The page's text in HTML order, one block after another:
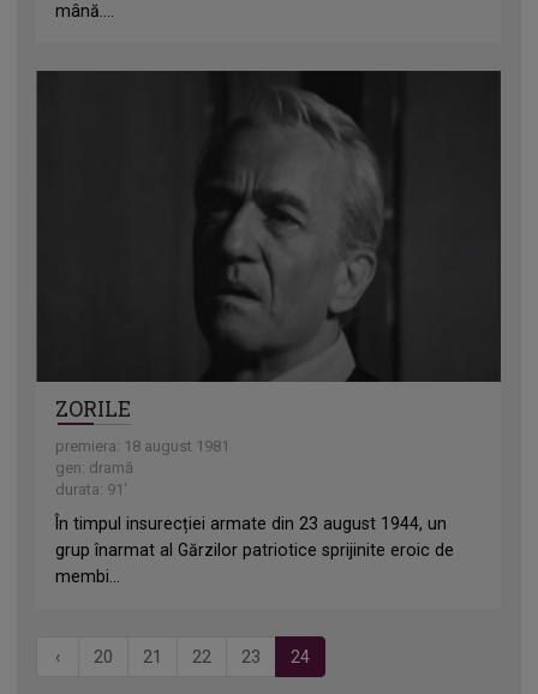
mână....
ZORILE
premiera: 18 august 1981
gen: dramă
durata: 91'
În timpul insurecției armate din 23 august 1944, un
grup înarmat al Gărzilor patriotice sprijinite eroic de
membi...
‹ 20 21 22 23 24